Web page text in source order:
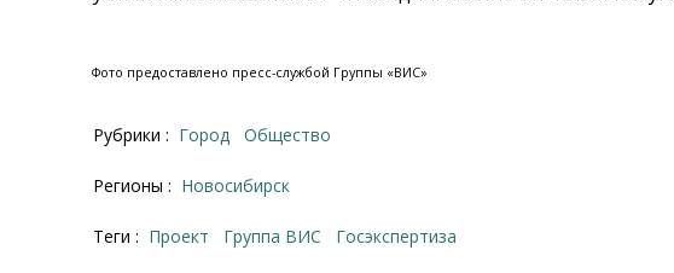
Фото предоставлено пресс-службой Группы «ВИС»
Рубрики : Город Общество
Регионы : Новосибирск
Теги : проект Группа ВИС госэкспертиза